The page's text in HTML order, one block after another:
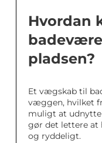
Hvordan
pladsen?
Et vægskab til
væggen, hvilket
muligt at
gør det lettere at
og ryddeligt.